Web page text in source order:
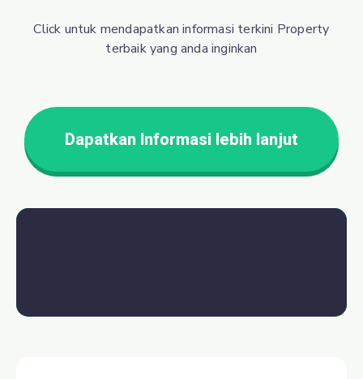
Click untuk mendapatkan informasi terkini Property
terbaik yang anda inginkan
Dapatkan Informasi lebih lanjut